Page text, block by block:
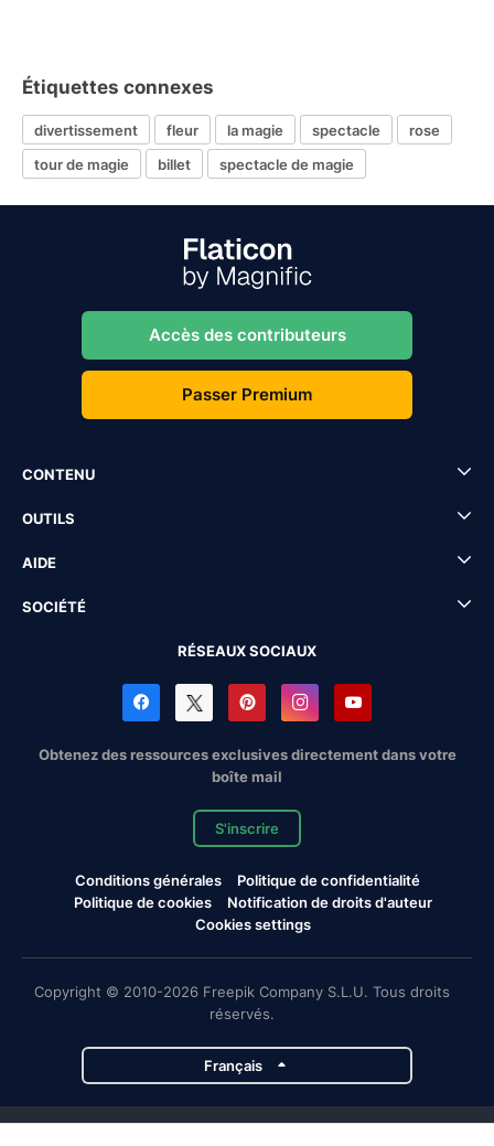
Étiquettes connexes
divertissement fleur la magie spectacle
rose
tour de magie
billet spectacle de magie
Accès des contributeurs
Passer Premium
CONTENU
OUTILS
AIDE
SOCIÉTÉ
RÉSEAUX SOCIAUX
Obtenez des ressources exclusives directement dans votre
boîte mail
S'inscrire
Conditions générales
Politique de confidentialité
Politique de cookies
Notification de droits d'auteur
Cookies settings
Copyright © 2010-2026 Freepik Company S.L.U. Tous droits
réservés.
Français